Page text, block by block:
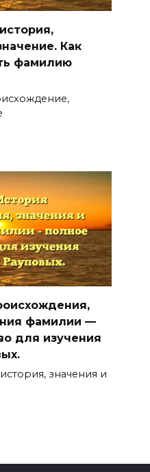
Как
фамилию
фамилии —
для изучения
значения и